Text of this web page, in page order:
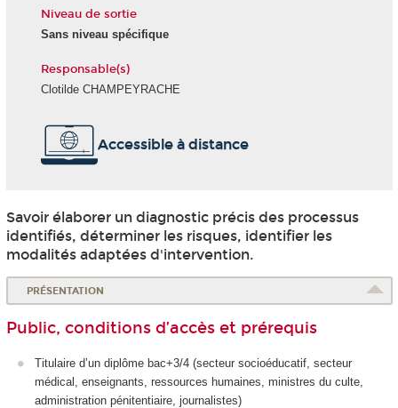
Niveau de sortie
Sans niveau spécifique
Responsable(s)
Clotilde CHAMPEYRACHE
Accessible à distance
Savoir élaborer un diagnostic précis des processus
identifiés, déterminer les risques, identifier les
modalités adaptées d'intervention.
PRÉSENTATION
Public, conditions d’accès et prérequis
Titulaire d’un diplôme bac+3/4 (secteur socioéducatif, secteur
médical, enseignants, ressources humaines, ministres du culte,
administration pénitentiaire, journalistes)